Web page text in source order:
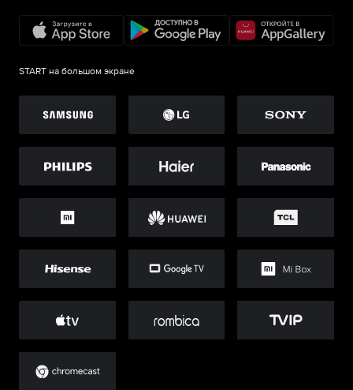
START на большом экране